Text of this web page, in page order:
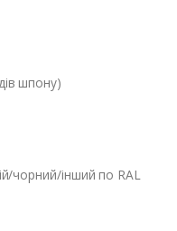
шпону)
чорний/інший по RAL